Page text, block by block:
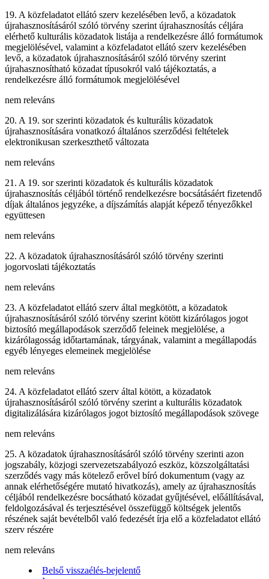
19. A közfeladatot ellátó szerv kezelésében levő, a közadatok
újrahasznosításáról szóló törvény szerint újrahasznosítás céljára
elérhető kulturális közadatok listája a rendelkezésre álló formátumok
megjelölésével, valamint a közfeladatot ellátó szerv kezelésében
levő, a közadatok újrahasznosításáról szóló törvény szerint
újrahasznosítható közadat típusokról való tájékoztatás, a
rendelkezésre álló formátumok megjelölésével
nem releváns
20. A 19. sor szerinti közadatok és kulturális közadatok
újrahasznosítására vonatkozó általános szerződési feltételek
elektronikusan szerkeszthető változata
nem releváns
21. A 19. sor szerinti közadatok és kulturális közadatok
újrahasznosítás céljából történő rendelkezésre bocsátásáért fizetendő
díjak általános jegyzéke, a díjszámítás alapját képező tényezőkkel
együttesen
nem releváns
22. A közadatok újrahasznosításáról szóló törvény szerinti
jogorvoslati tájékoztatás
nem releváns
23. A közfeladatot ellátó szerv által megkötött, a közadatok
újrahasznosításáról szóló törvény szerint kötött kizárólagos jogot
biztosító megállapodások szerződő feleinek megjelölése, a
kizárólagosság időtartamának, tárgyának, valamint a megállapodás
egyéb lényeges elemeinek megjelölése
nem releváns
24. A közfeladatot ellátó szerv által kötött, a közadatok
újrahasznosításáról szóló törvény szerint a kulturális közadatok
digitalizálására kizárólagos jogot biztosító megállapodások szövege
nem releváns
25. A közadatok újrahasznosításáról szóló törvény szerinti azon
jogszabály, közjogi szervezetszabályozó eszköz, közszolgáltatási
szerződés vagy más kötelező erővel bíró dokumentum (vagy az
annak elérhetőségére mutató hivatkozás), amely az újrahasznosítás
céljából rendelkezésre bocsátható közadat gyűjtésével, előállításával,
feldolgozásával és terjesztésével összefüggő költségek jelentős
részének saját bevételből való fedezését írja elő a közfeladatot ellátó
szerv részére
nem releváns
Belső visszaélés-bejelentő